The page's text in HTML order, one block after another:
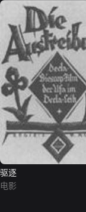
驱逐
电影